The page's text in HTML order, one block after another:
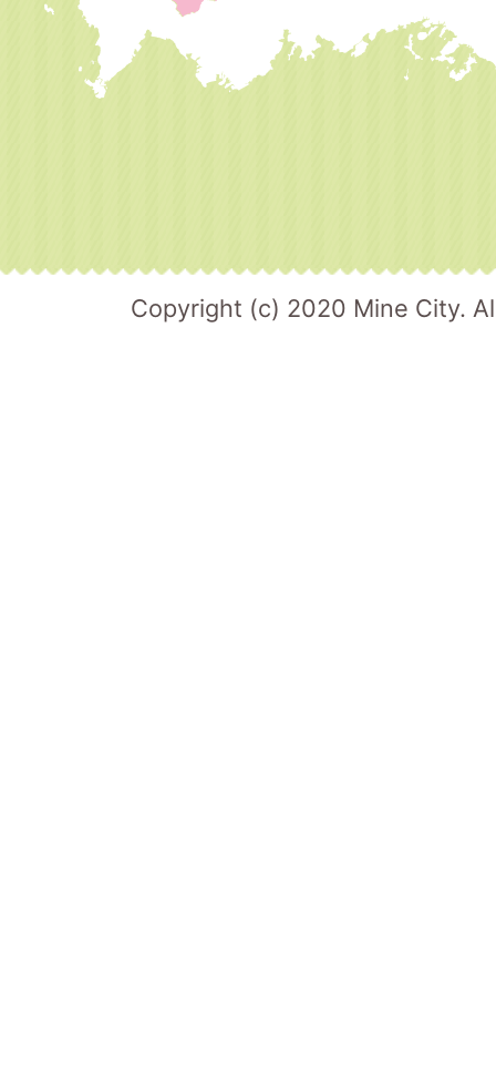
Copyright (c) 2020 Mine City.